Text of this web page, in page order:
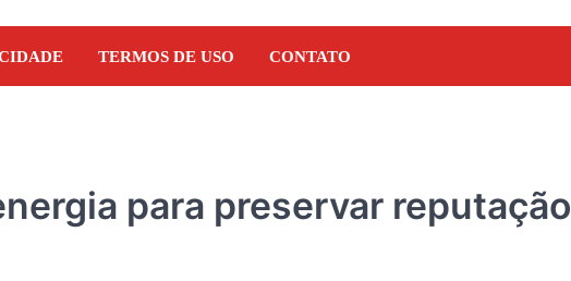
TERMOS DE USO CONTATO
para preservar reputação